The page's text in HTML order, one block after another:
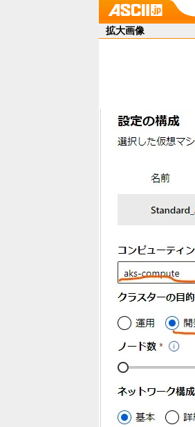
拡大画像